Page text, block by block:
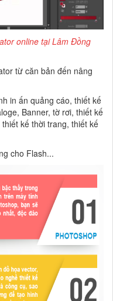
online tại Lâm Đồng
từ căn bản đến nâng
in ấn quảng cáo, thiết kế
Banner, tờ rơi, thiết kế
kế thời trang, thiết kế
cho Flash...